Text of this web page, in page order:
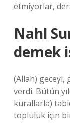
etmiyorlar,
Nahl
demek
(Allah) geceyi,
verdi. Bütün
kurallarla)
topluluk için